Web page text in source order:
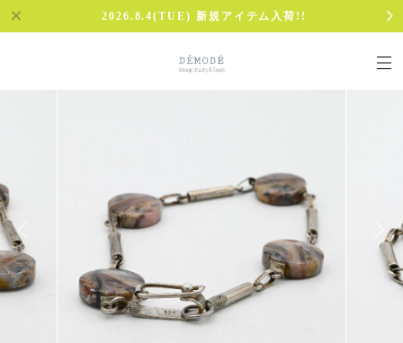
2026.8.4(TUE) 新規アイテム入荷!!